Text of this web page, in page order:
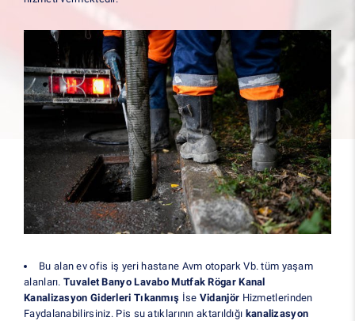
Bu alan ev ofis iş yeri hastane Avm otopark Vb. tüm yaşam
alanları. Tuvalet Banyo Lavabo Mutfak Rögar Kanal
Kanalizasyon Giderleri Tıkanmış İse Vidanjör Hizmetlerinden
Faydalanabilirsiniz. Pis su atıklarının aktarıldığı kanalizasyon